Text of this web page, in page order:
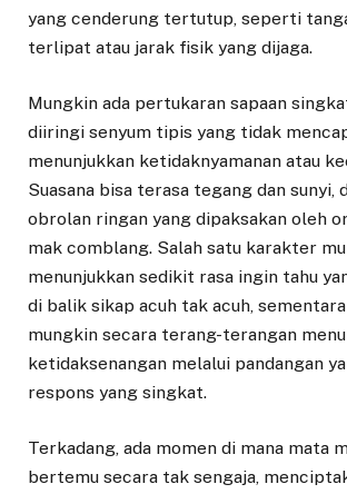
yang cenderung tertutup, seperti
terlipat atau jarak fisik yang dijaga.
Mungkin ada pertukaran sapaan
diiringi senyum tipis yang tidak
menunjukkan ketidaknyamanan atau
Suasana bisa terasa tegang dan sunyi,
obrolan ringan yang dipaksakan oleh
mak comblang. Salah satu karakter
menunjukkan sedikit rasa ingin tahu
di balik sikap acuh tak acuh,
mungkin secara terang-terangan
ketidaksenangan melalui pandangan
respons yang singkat.
Terkadang, ada momen di mana mata
bertemu secara tak sengaja,